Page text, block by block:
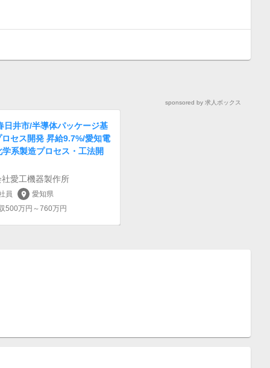
sponsored by 求人ボックス
日井市/半導体パッケージ基
セス開発 昇給9.7%/愛知電
学系製造プロセス・工法開
愛工機器製作所
員 location_on 愛知県
500万円～760万円